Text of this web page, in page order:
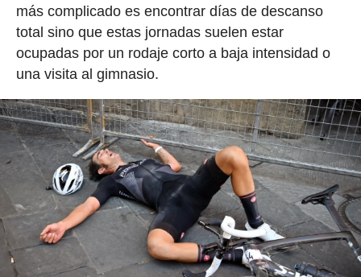
más complicado es encontrar días de descanso
total sino que estas jornadas suelen estar
ocupadas por un rodaje corto a baja intensidad o
una visita al gimnasio.